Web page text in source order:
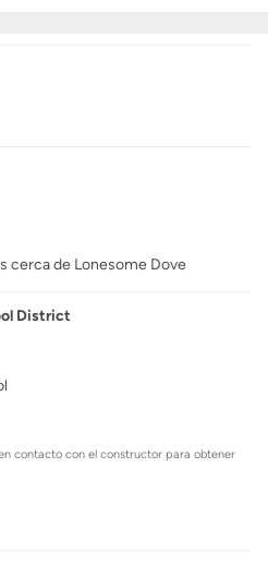
cerca de Lonesome Dove
District
contacto con el constructor para obtener